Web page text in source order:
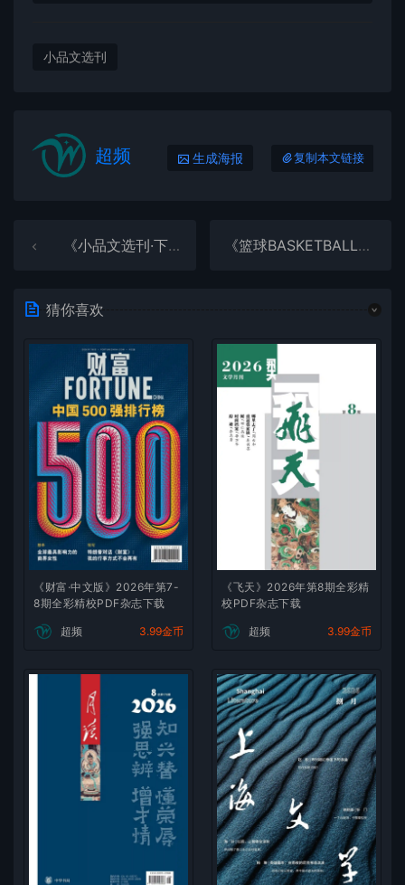
小品文选刊
超频 生成海报 复制本文链接
《小品文选刊·下半月刊》2025年第3期全彩精校PDF杂志下载 《篮球BASKETBALL》2025年第4期全彩精校PDF杂志下载
猜你喜欢
《财富·中文版》2026年第7-
8期全彩精校PDF杂志下载
超频 3.99金币
《飞天》2026年第8期全彩精
校PDF杂志下载
超频 3.99金币